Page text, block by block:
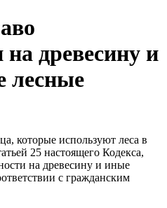
на древесину и
лесные
которые используют леса в
25 настоящего Кодекса,
на древесину и иные
с гражданским